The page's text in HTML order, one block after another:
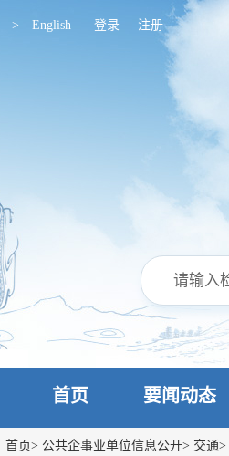
> English 登录 注册
首页 要闻动态
首页> 公共企事业单位信息公开> 交通>